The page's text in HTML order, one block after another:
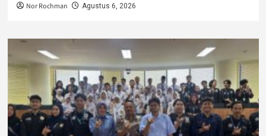
Nor Rochman Agustus 6, 2026